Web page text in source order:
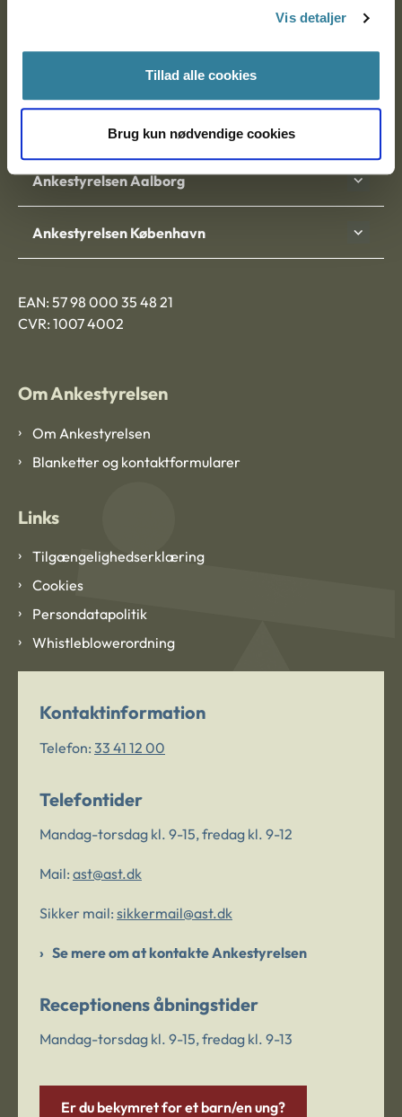
Vis detaljer
Tillad alle cookies
Brug kun nødvendige cookies
Postadresse:
9000 Aalborg
Ankestyrelsen Aalborg
Ankestyrelsen København
EAN: 57 98 000 35 48 21
CVR: 1007 4002
Om Ankestyrelsen
Om Ankestyrelsen
Blanketter og kontaktformularer
Links
Tilgængelighedserklæring
Cookies
Persondatapolitik
Whistleblowerordning
Kontaktinformation
Telefon: 33 41 12 00
Telefontider
Mandag-torsdag kl. 9-15, fredag kl. 9-12
Mail: ast@ast.dk
Sikker mail: sikkermail@ast.dk
Se mere om at kontakte Ankestyrelsen
Receptionens åbningstider
Mandag-torsdag kl. 9-15, fredag kl. 9-13
Er du bekymret for et barn/en ung?